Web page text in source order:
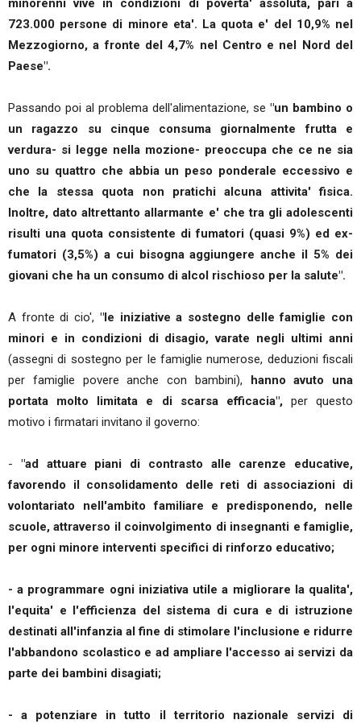
minorenni vive in condizioni di poverta' assoluta, pari a
723.000 persone di minore eta'. La quota e' del 10,9% nel
Mezzogiorno, a fronte del 4,7% nel Centro e nel Nord del
Paese".
Passando poi al problema dell'alimentazione, se "un bambino o
un ragazzo su cinque consuma giornalmente frutta e
verdura- si legge nella mozione- preoccupa che ce ne sia
uno su quattro che abbia un peso ponderale eccessivo e
che la stessa quota non pratichi alcuna attivita' fisica.
Inoltre, dato altrettanto allarmante e' che tra gli adolescenti
risulti una quota consistente di fumatori (quasi 9%) ed ex-
fumatori (3,5%) a cui bisogna aggiungere anche il 5% dei
giovani che ha un consumo di alcol rischioso per la salute".
A fronte di cio', "le iniziative a sostegno delle famiglie con
minori e in condizioni di disagio, varate negli ultimi anni
(assegni di sostegno per le famiglie numerose, deduzioni fiscali
per famiglie povere anche con bambini), hanno avuto una
portata molto limitata e di scarsa efficacia",per questo
motivo i firmatari invitano il governo:
- "ad attuare piani di contrasto alle carenze educative,
favorendo il consolidamento delle reti di associazioni di
volontariato nell'ambito familiare e predisponendo, nelle
scuole, attraverso il coinvolgimento di insegnanti e famiglie,
per ogni minore interventi specifici di rinforzo educativo;
- a programmare ogni iniziativa utile a migliorare la qualita',
l'equita' e l'efficienza del sistema di cura e di istruzione
destinati all'infanzia al fine di stimolare l'inclusione e ridurre
l'abbandono scolastico e ad ampliare l'accesso ai servizi da
parte dei bambini disagiati;
- a potenziare in tutto il territorio nazionale servizi di